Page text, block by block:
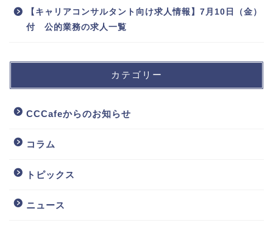
【キャリアコンサルタント向け求人情報】7月10日（金）
付 公的業務の求人一覧
カテゴリー
CCCafeからのお知らせ
コラム
トピックス
ニュース